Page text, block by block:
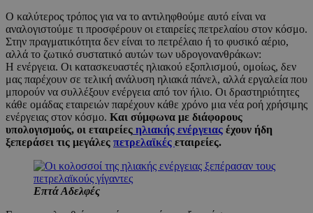
Ο καλύτερος τρόπος για να το αντιληφθούμε αυτό είναι να
αναλογιστούμε τι προσφέρουν οι εταιρείες πετρελαίου στον κόσμο.
Στην πραγματικότητα δεν είναι το πετρέλαιο ή το φυσικό αέριο,
αλλά το ζωτικό συστατικό αυτών των υδρογονανθράκων:
Η ενέργεια. Οι κατασκευαστές ηλιακού εξοπλισμού, ομοίως, δεν
μας παρέχουν σε τελική ανάλυση ηλιακά πάνελ, αλλά εργαλεία που
μπορούν να συλλέξουν ενέργεια από τον ήλιο. Οι δραστηριότητες
κάθε ομάδας εταιρειών παρέχουν κάθε χρόνο μια νέα ροή χρήσιμης
ενέργειας στον κόσμο. Και σύμφωνα με διάφορους
υπολογισμούς, οι εταιρείες ηλιακής ενέργειας έχουν ήδη
ξεπεράσει τις μεγάλες πετρελαϊκές εταιρείες.
Επτά Αδελφές